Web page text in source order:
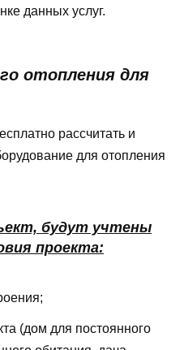
данных услуг.
отопления для
рассчитать и
для отопления
будут учтены
проекта:
(дом для постоянного